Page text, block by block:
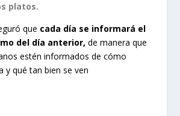
platos.
que cada día se informará el
del día anterior, de manera que
estén informados de cómo
y qué tan bien se ven